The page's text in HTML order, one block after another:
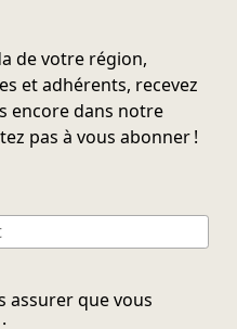
de votre région,
et adhérents, recevez
encore dans notre
pas à vous abonner !
assurer que vous